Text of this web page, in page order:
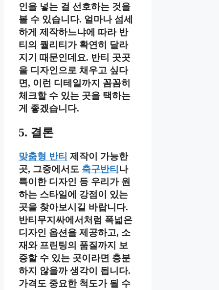
인을 넣는 걸 선호하는 것을
볼 수 있습니다. 얼마나 섬세
하게 제작하느냐에 따라 반
티의 퀄리티가 확연히 달라
지기 때문인데요. 반티 곳곳
을 디자인으로 채우고 싶다
면, 이런 디테일까지 꼼꼼히
체크할 수 있는 곳을 택하는
게 좋겠습니다.
5. 결론
맞춤형 반티 제작이 가능한
곳, 그중에서도 축구반티 나
특이한 디자인 등 우리가 원
하는 스타일에 강점이 있는
곳을 찾아보시길 바랍니다.
반티무지싸에서처럼 폭넓은
디자인 옵션을 제공하고, 소
재와 프린팅의 품질까지 보
증할 수 있는 곳이라면 충분
하지 않을까 생각이 됩니다.
가격도 중요한 척도가 될 수